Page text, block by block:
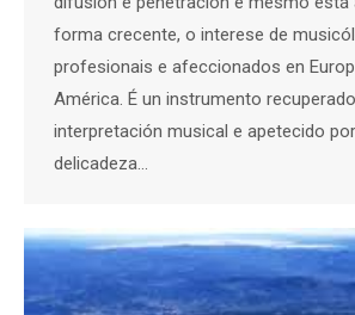
forma crecente, o interese de
profesionais e afeccionados en
América. É un instrumento
interpretación musical e apetecido
delicadeza…